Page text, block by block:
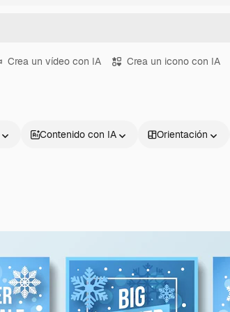
Crea un vídeo con IA Crea un icono con IA
Contenido con IA Orientación
Productos